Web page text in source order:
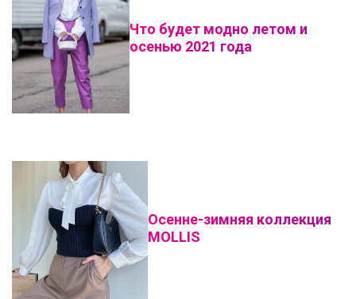
Что будет модно летом и
осенью 2021 года
Осенне-зимняя коллекция
MOLLIS